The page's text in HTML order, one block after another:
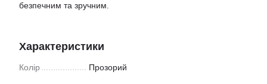
безпечним та зручним.
Характеристики
Колір Прозорий